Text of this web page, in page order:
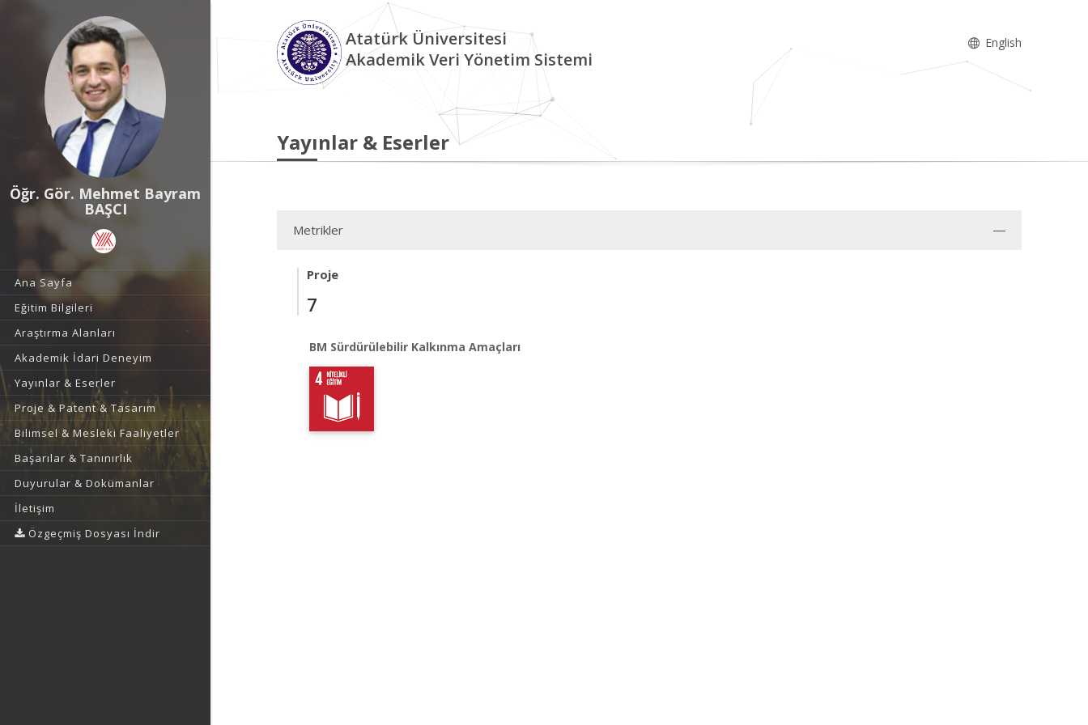
Öğr. Gör. Mehmet Bayram
BAŞCI
Ana Sayfa
Eğitim Bilgileri
Araştırma Alanları
Akademik İdari Deneyim
Yayınlar & Eserler
Proje & Patent & Tasarım
Bilimsel & Mesleki Faaliyetler
Başarılar & Tanınırlık
Duyurular & Dokümanlar
İletişim
Özgeçmiş Dosyası İndir
Atatürk Üniversitesi
Akademik Veri Yönetim Sistemi
English
Yayınlar & Eserler
Metrikler
Proje
7
BM Sürdürülebilir Kalkınma Amaçları